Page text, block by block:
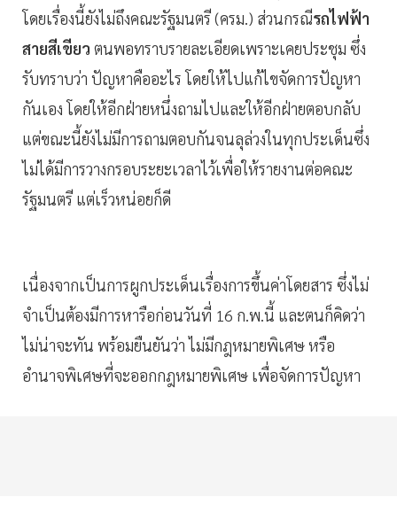
โดยเรื่องนี้ยังไม่ถึงคณะรัฐมนตรี (ครม.) ส่วนกรณีรถไฟฟ้า
สายสีเขียว ตนพอทราบรายละเอียดเพราะเคยประชุม ซึ่ง
รับทราบว่า ปัญหาคืออะไร โดยให้ไปแก้ไขจัดการปัญหา
กันเอง โดยให้อีกฝ่ายหนึ่งถามไปและให้อีกฝ่ายตอบกลับ
แต่ขณะนี้ยังไม่มีการถามตอบกันจนลุล่วงในทุกประเด็นซึ่ง
ไม่ได้มีการวางกรอบระยะเวลาไว้เพื่อให้รายงานต่อคณะ
รัฐมนตรี แต่เร็วหน่อยก็ดี
เนื่องจากเป็นการผูกประเด็นเรื่องการขึ้นค่าโดยสาร ซึ่งไม่
จำเป็นต้องมีการหารือก่อนวันที่ 16 ก.พ.นี้ และตนก็คิดว่า
ไม่น่าจะทัน พร้อมยืนยันว่า ไม่มีกฎหมายพิเศษ หรือ
อำนาจพิเศษที่จะออกกฎหมายพิเศษ เพื่อจัดการปัญหา